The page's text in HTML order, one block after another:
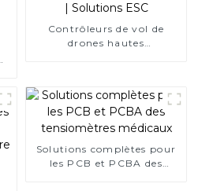
Contrôleurs de vol de
drones hautes
Solutions complètes pour
les PCB et PCBA des